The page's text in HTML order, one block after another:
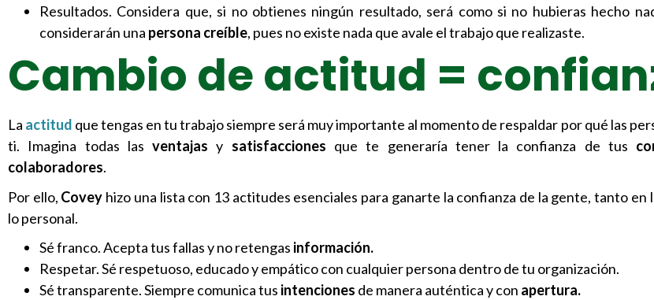
Resultados. Considera que, si no obtienes ningún resultado, será como si no hubieras hecho
considerarán una persona creíble, pues no existe nada que avale el trabajo que realizaste.
Cambio de actitud =
La actitud que tengas en tu trabajo siempre será muy importante al momento de respaldar por qué las
ti. Imagina todas lasventajas y satisfacciones que te generaría tener la confianza de tus
colaboradores.
Por ello, Covey hizo una lista con 13 actitudes esenciales para ganarte la confianza de la gente, tanto en
lo personal.
Sé franco. Acepta tus fallas y no retengas información.
Respetar. Sé respetuoso, educado y empático con cualquier persona dentro de tu organización.
Sé transparente. Siempre comunica tus intenciones de manera auténtica y con apertura.